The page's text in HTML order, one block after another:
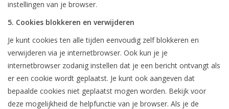
instellingen van je browser.
5. Cookies blokkeren en verwijderen
Je kunt cookies ten alle tijden eenvoudig zelf blokkeren en
verwijderen via je internetbrowser. Ook kun je je
internetbrowser zodanig instellen dat je een bericht ontvangt als
er een cookie wordt geplaatst. Je kunt ook aangeven dat
bepaalde cookies niet geplaatst mogen worden. Bekijk voor
deze mogelijkheid de helpfunctie van je browser. Als je de